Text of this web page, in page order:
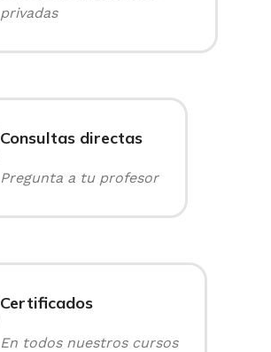
privadas
Consultas directas
Pregunta a tu profesor
Certificados
En todos nuestros cursos